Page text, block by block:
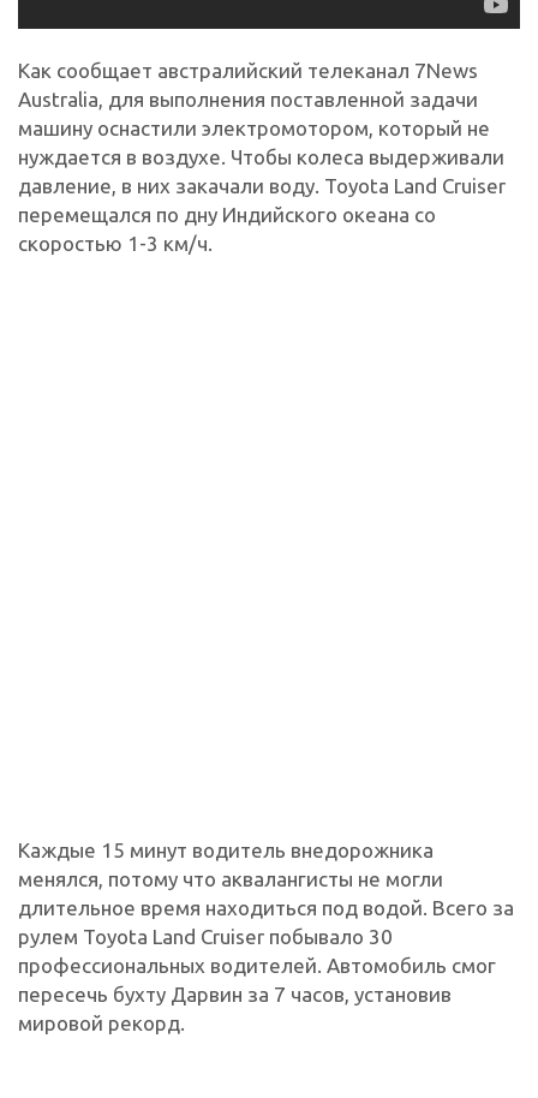
Как сообщает австралийский телеканал 7News
Australia, для выполнения поставленной задачи
машину оснастили электромотором, который не
нуждается в воздухе. Чтобы колеса выдерживали
давление, в них закачали воду. Toyota Land Cruiser
перемещался по дну Индийского океана со
скоростью 1-3 км/ч.
Каждые 15 минут водитель внедорожника
менялся, потому что аквалангисты не могли
длительное время находиться под водой. Всего за
рулем Toyota Land Cruiser побывало 30
профессиональных водителей. Автомобиль смог
пересечь бухту Дарвин за 7 часов, установив
мировой рекорд.